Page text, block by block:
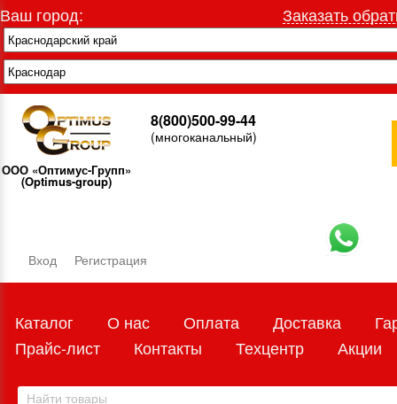
Ваш город: Заказать
ООО «Оптимус-Групп»
(Optimus-group)
8(800)500-99-44
(многоканальный)
Вход Регистрация
Каталог О нас Оплата Доставка
Прайс-лист
Контакты Техцентр Акции